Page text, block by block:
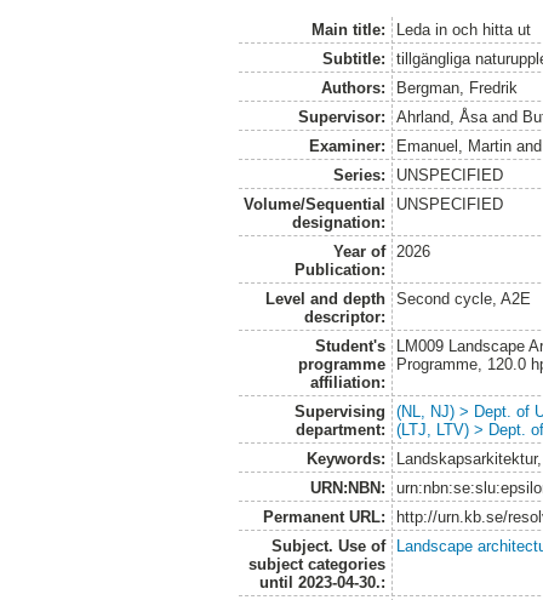
Main title:
Leda in och hitta ut
Subtitle:
tillgängliga
Authors:
Bergman, Fredrik
Supervisor:
Ahrland, Åsaand
Examiner:
Emanuel, Martin
Series:
UNSPECIFIED
Volume/Sequential
designation:
UNSPECIFIED
Year of
Publication:
2026
Level and depth
descriptor:
Second cycle, A2E
Student's
programme
affiliation:
LM009 Landscape
Programme, 120.0
Supervising
department:
(NL, NJ) > Dept. of
(LTJ, LTV) > Dept.
Keywords:
URN:NBN:
Permanent URL:
http://urn.kb.se/
Subject. Use of
subject categories
until 2023-04-30.:
Landscape